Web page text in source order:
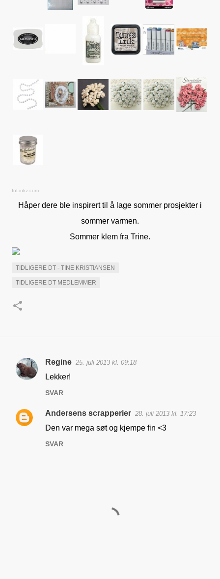
InLinkz.com
Håper dere ble inspirert til å lage sommer prosjekter i
sommer varmen.
Sommer klem fra Trine.
TIDLIGERE DT - TINE KRISTIANSEN
TIDLIGERE DT MEDLEMMER
K
m
e
Regine 25. juli 2013 kl. 09:18
Lekker!
SVAR
Andersens scrapperier 28. juli 2013 kl. 17:23
Den var mega søt og kjempe fin <3
SVAR